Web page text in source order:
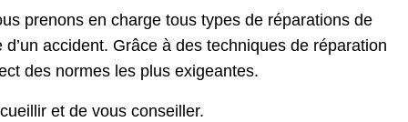
prenons en charge tous types de réparations de
accident. Grâce à des techniques de réparation
des normes les plus exigeantes.
et de vous conseiller.